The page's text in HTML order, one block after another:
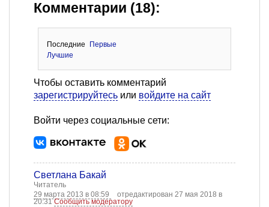
Комментарии (18):
Последние
Первые
Лучшие
Чтобы оставить комментарий
зарегистрируйтесь или войдите на сайт
Войти через социальные сети:
Светлана Бакай
Читатель
29 марта 2013 в 08:59
отредактирован 27 мая 2018 в
20:31Сообщить модератору